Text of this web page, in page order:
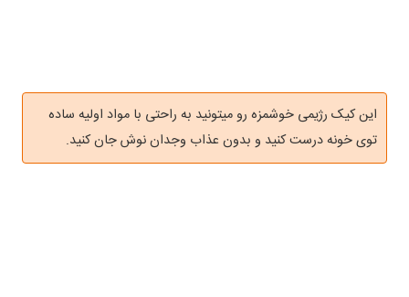
این کیک رژیمی خوشمزه رو میتونید به راحتی با مواد اولیه ساده
توی خونه درست کنید و بدون عذاب وجدان نوش جان کنید.